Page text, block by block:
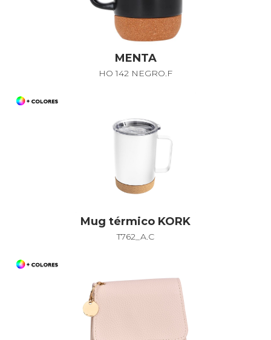
MENTA
HO 142 NEGRO.F
Mug térmico KORK
T762_A.C